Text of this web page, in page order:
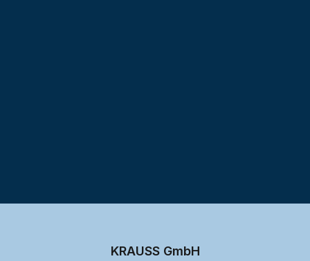
KRAUSS GmbH